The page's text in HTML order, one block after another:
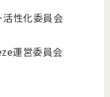
性化委員会
運営委員会